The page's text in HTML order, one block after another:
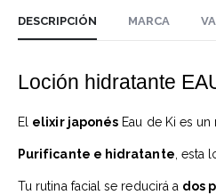
DESCRIPCIÓN MARCA
Loción hidratante
El elixir japonés Eau de Ki es
Purificante e hidratante , esta
Tu rutina facial se reducirá a dos